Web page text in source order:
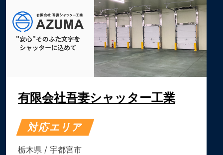
有限会社吾妻シャッター工業
対応エリア
栃木県 / 宇都宮市